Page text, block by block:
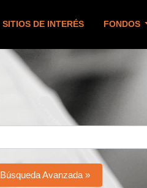
SITIOS DE INTERÉS FONDOS
Búsqueda Avanzada »